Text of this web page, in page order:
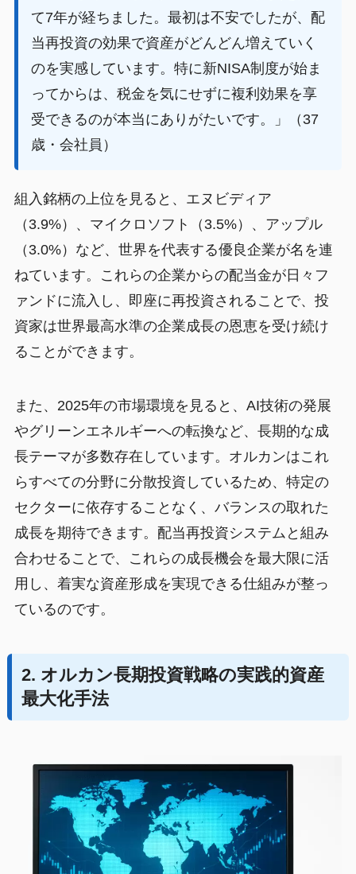
て7年が経ちました。最初は不安でしたが、配
当再投資の効果で資産がどんどん増えていく
のを実感しています。特に新NISA制度が始ま
ってからは、税金を気にせずに複利効果を享
受できるのが本当にありがたいです。」（37
歳・会社員）
組入銘柄の上位を見ると、エヌビディア
（3.9%）、マイクロソフト（3.5%）、アップル
（3.0%）など、世界を代表する優良企業が名を連
ねています。これらの企業からの配当金が日々フ
ァンドに流入し、即座に再投資されることで、投
資家は世界最高水準の企業成長の恩恵を受け続け
ることができます。
また、2025年の市場環境を見ると、AI技術の発展
やグリーンエネルギーへの転換など、長期的な成
長テーマが多数存在しています。オルカンはこれ
らすべての分野に分散投資しているため、特定の
セクターに依存することなく、バランスの取れた
成長を期待できます。配当再投資システムと組み
合わせることで、これらの成長機会を最大限に活
用し、着実な資産形成を実現できる仕組みが整っ
ているのです。
2. オルカン長期投資戦略の実践的資産
最大化手法